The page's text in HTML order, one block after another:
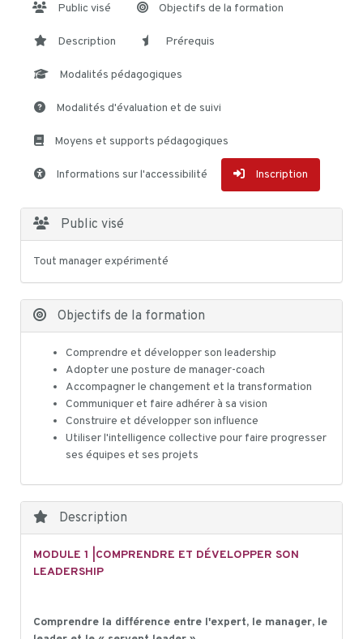
Public visé Objectifs de la formation
Description Prérequis
Modalités pédagogiques
Modalités d'évaluation et de suivi
Moyens et supports pédagogiques
Informations sur l'accessibilité Inscription
Public visé
Tout manager expérimenté
Objectifs de la formation
Comprendre et développer son leadership
Adopter une posture de manager-coach
Accompagner le changement et la transformation
Communiquer et faire adhérer à sa vision
Construire et développer son influence
Utiliser l'intelligence collective pour faire progresser
ses équipes et ses projets
Description
MODULE 1 |COMPRENDRE ET DÉVELOPPER SON
LEADERSHIP
Comprendre la différence entre l'expert, le manager, le